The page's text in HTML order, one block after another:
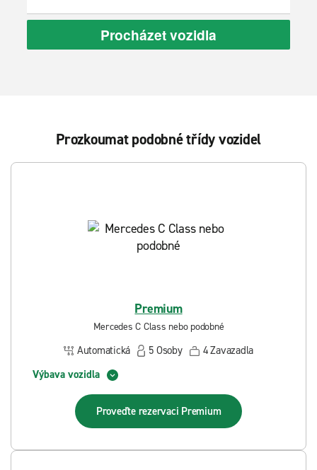
Procházet vozidla
Prozkoumat podobné třídy vozidel
Premium
Mercedes C Class nebo podobné
Automatická 5 Osoby 4Zavazadla
Výbava vozidla
Proveďte rezervaci Premium